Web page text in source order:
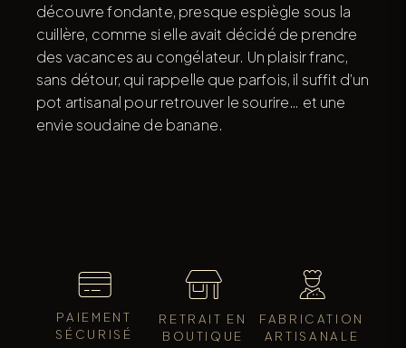
découvre fondante, presque espiègle sous la
cuillère, comme si elle avait décidé de prendre
des vacances au congélateur. Un plaisir franc,
sans détour, qui rappelle que parfois, il suffit d’un
pot artisanal pour retrouver le sourire… et une
envie soudaine de banane.
PAIEMENT
SÉCURISÉ
RETRAIT EN
BOUTIQUE
FABRICATION
ARTISANALE